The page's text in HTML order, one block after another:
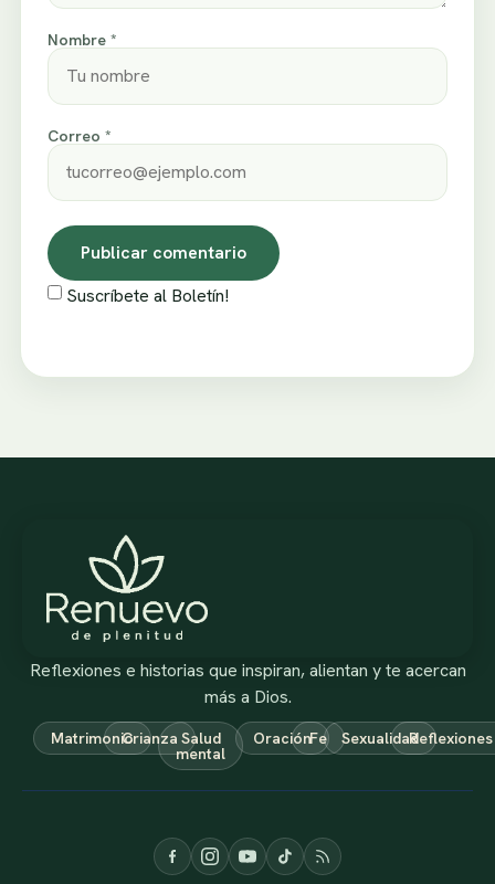
Nombre *
Correo *
Suscríbete al Boletín!
Reflexiones e historias que inspiran, alientan y te acercan
más a Dios.
MatrimonioCrianza Salud
mental
OraciónFe SexualidadReflexiones